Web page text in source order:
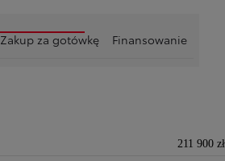
Zakup za gotówkę Finansowanie
211 900 zł